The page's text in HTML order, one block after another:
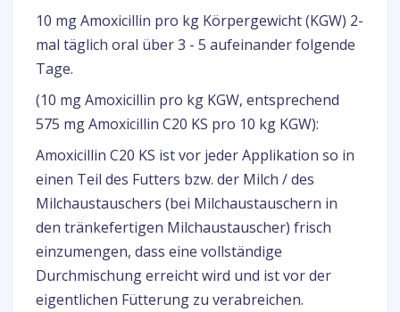
10 mg Amoxicillin pro kg Körpergewicht (KGW) 2-
mal täglich oral über 3 - 5 aufeinander folgende
Tage.
(10 mg Amoxicillin pro kg KGW, entsprechend
575 mg Amoxicillin C20 KS pro 10 kg KGW):
Amoxicillin C20 KS ist vor jeder Applikation so in
einen Teil des Futters bzw. der Milch / des
Milchaustauschers (bei Milchaustauschern in
den tränkefertigen Milchaustauscher) frisch
einzumengen, dass eine vollständige
Durchmischung erreicht wird und ist vor der
eigentlichen Fütterung zu verabreichen.